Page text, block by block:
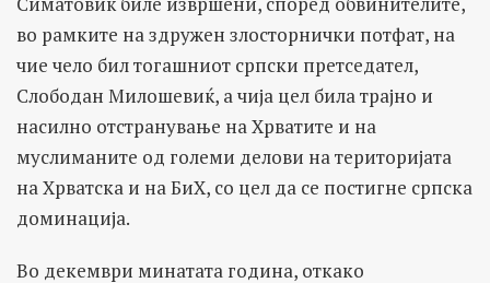
во рамките на здружен злосторнички потфат, на
чие чело бил тогашниот српски претседател,
Слободан Милошевиќ, а чија цел била трајно и
насилно отстранување на Хрватите и на
муслиманите од големи делови на територијата
на Хрватска и на БиХ, со цел да се постигне српска
доминација.
Во декември минатата година, откако